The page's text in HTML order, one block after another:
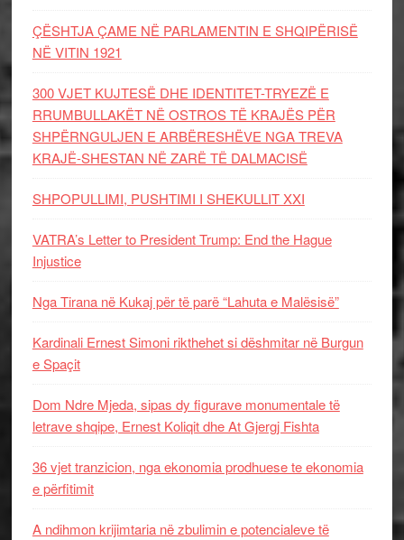
ÇËSHTJA ÇAME NË PARLAMENTIN E SHQIPËRISË
NË VITIN 1921
300 VJET KUJTESË DHE IDENTITET-TRYEZË E
RRUMBULLAKËT NË OSTROS TË KRAJËS PËR
SHPËRNGULJEN E ARBËRESHËVE NGA TREVA
KRAJË-SHESTAN NË ZARË TË DALMACISË
SHPOPULLIMI, PUSHTIMI I SHEKULLIT XXI
VATRA’s Letter to President Trump: End the Hague
Injustice
Nga Tirana në Kukaj për të parë “Lahuta e Malësisë”
Kardinali Ernest Simoni rikthehet si dëshmitar në Burgun
e Spaçit
Dom Ndre Mjeda, sipas dy figurave monumentale të
letrave shqipe, Ernest Koliqit dhe At Gjergj Fishta
36 vjet tranzicion, nga ekonomia prodhuese te ekonomia
e përfitimit
A ndihmon krijimtaria në zbulimin e potencialeve të